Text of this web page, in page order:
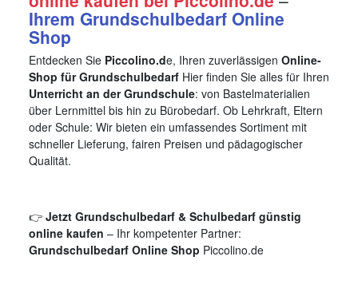
Ihrem Grundschulbedarf Online
Shop
Entdecken Sie Piccolino.de, Ihren zuverlässigen Online-
Shop für Grundschulbedarf Hier finden Sie alles für Ihren
Unterricht an der Grundschule: von Bastelmaterialien
über Lernmittel bis hin zu Bürobedarf. Ob Lehrkraft, Eltern
oder Schule: Wir bieten ein umfassendes Sortiment mit
schneller Lieferung, fairen Preisen und pädagogischer
Qualität.
👉 Jetzt Grundschulbedarf & Schulbedarf günstig
online kaufen – Ihr kompetenter Partner:
Grundschulbedarf Online Shop Piccolino.de